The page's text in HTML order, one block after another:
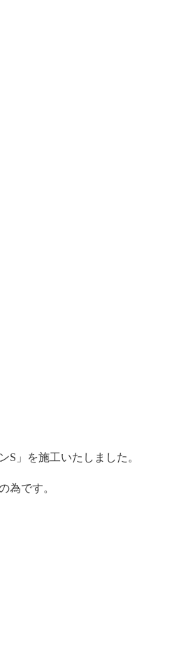
S」を施工いたしました。
為です。